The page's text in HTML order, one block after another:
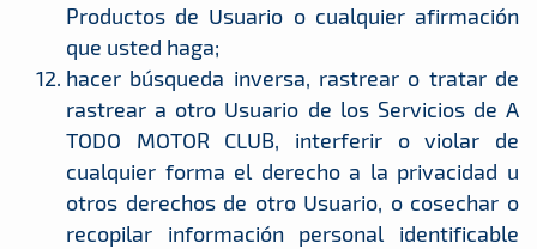
Productos de Usuario o cualquier afirmación
que usted haga;
hacer búsqueda inversa, rastrear o tratar de
rastrear a otro Usuario de los Servicios de A
TODO MOTOR CLUB, interferir o violar de
cualquier forma el derecho a la privacidad u
otros derechos de otro Usuario, o cosechar o
recopilar información personal identificable